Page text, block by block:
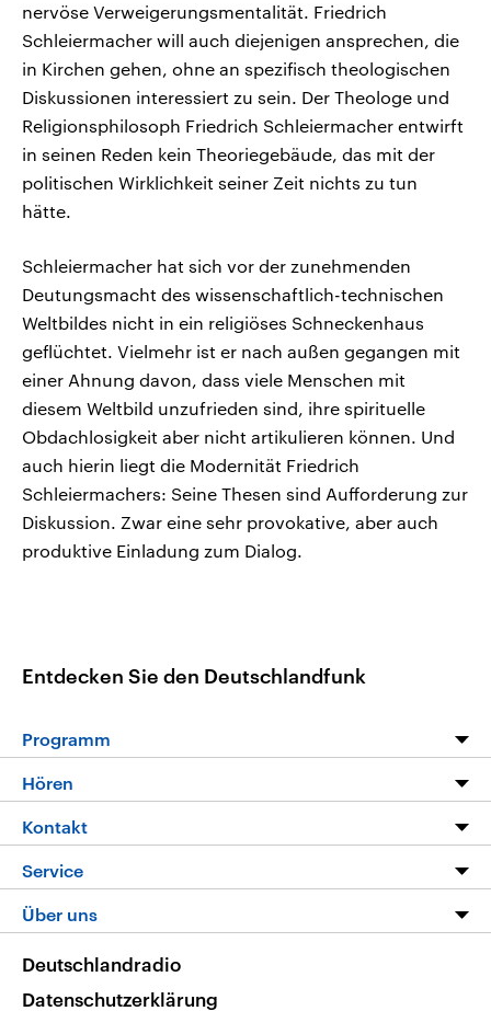
nervöse Verweigerungsmentalität. Friedrich
Schleiermacher will auch diejenigen ansprechen, die
in Kirchen gehen, ohne an spezifisch theologischen
Diskussionen interessiert zu sein. Der Theologe und
Religionsphilosoph Friedrich Schleiermacher entwirft
in seinen Reden kein Theoriegebäude, das mit der
politischen Wirklichkeit seiner Zeit nichts zu tun
hätte.
Schleiermacher hat sich vor der zunehmenden
Deutungsmacht des wissenschaftlich-technischen
Weltbildes nicht in ein religiöses Schneckenhaus
geflüchtet. Vielmehr ist er nach außen gegangen mit
einer Ahnung davon, dass viele Menschen mit
diesem Weltbild unzufrieden sind, ihre spirituelle
Obdachlosigkeit aber nicht artikulieren können. Und
auch hierin liegt die Modernität Friedrich
Schleiermachers: Seine Thesen sind Aufforderung zur
Diskussion. Zwar eine sehr provokative, aber auch
produktive Einladung zum Dialog.
Entdecken Sie den Deutschlandfunk
Programm
Programm
Die Nachrichten
Nachrichtenleicht
Neue Beiträge auf dlf.de
Hören
Livestream
Podcasts
Deutschlandfunk App
Nachrichten App
Frequenzen
Kontakt
Hörerservice
Service
FAQ
Veranstaltungen
Über uns
Deutschlandradio
Datenschutzerklärung